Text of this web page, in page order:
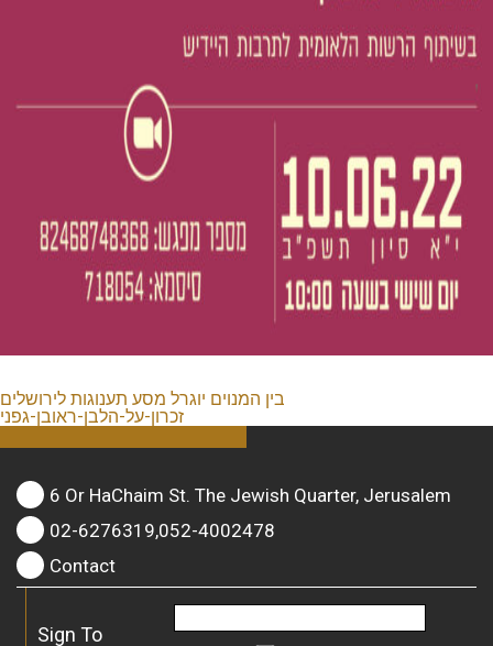
בין המנוים יוגרל מסע תענוגות לירושלים
זכרון-על-הלבן-ראובן-גפני
6 Or HaChaim St. The Jewish Quarter, Jerusalem
02-6276319,052-4002478
Contact
Sign To